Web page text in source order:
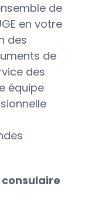
de
en votre
des
de
des
équipe